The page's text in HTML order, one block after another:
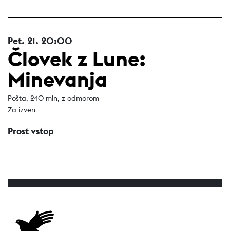
Pet. 21. 20:00
Človek z Lune:
Minevanja
Pošta, 240 min, z odmorom
Za izven
Prost vstop